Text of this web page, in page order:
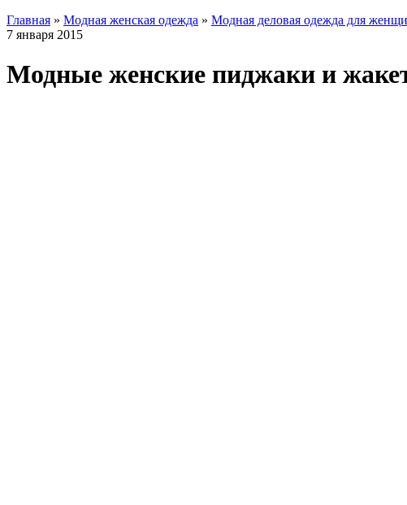
Главная » Модная женская одежда » Модная деловая одежда для
7 января 2015
Модные женские пиджаки и